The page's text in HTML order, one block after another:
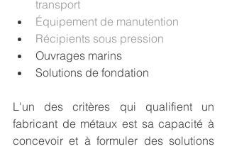
transport
Équipement de manutention
Récipients sous pression
Ouvrages marins
Solutions de fondation
L'un des critères qui qualifient un
fabricant de métaux est sa capacité à
concevoir et à formuler des solutions